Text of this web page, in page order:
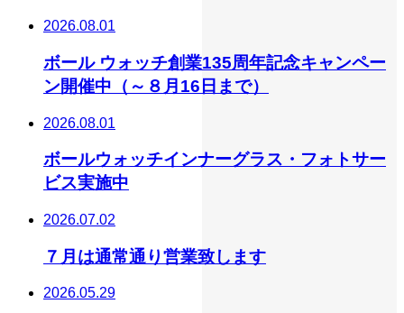
2026.08.01
ボール ウォッチ創業135周年記念キャンペー
ン開催中（～８月16日まで）
2026.08.01
ボールウォッチインナーグラス・フォトサー
ビス実施中
2026.07.02
７月は通常通り営業致します
2026.05.29